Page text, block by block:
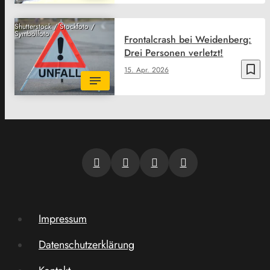
Shutterstock / Stockfoto /
Symbolfoto
bookmark_border
15. Apr. 2026
Frontalcrash bei Weidenberg:
Drei Personen verletzt!
Impressum
Datenschutzerklärung